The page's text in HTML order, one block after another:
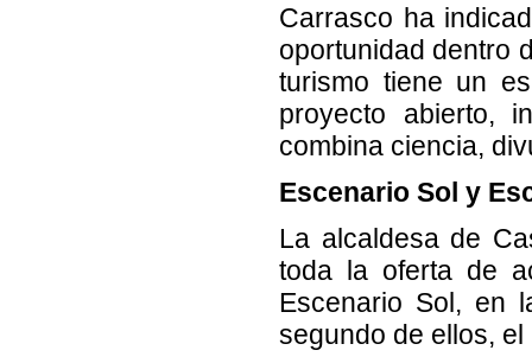
Carrasco ha
oportunidad dentro
turismo tiene un
proyecto abierto,
combina ciencia,
Escenario Sol y
La alcaldesa de
toda la oferta de
Escenario Sol, en
segundo de ellos,